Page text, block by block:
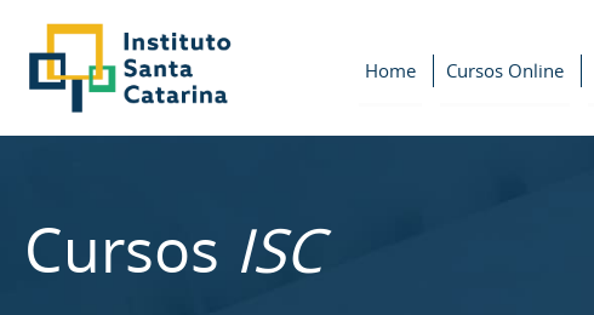
Home Cursos Online
Cursos ISC